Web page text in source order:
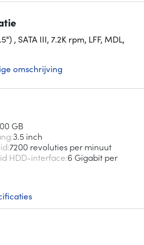
, SATA III, 7.2K rpm, LFF, MDL,
omschrijving
GB
3.5 inch
7200 revoluties per minuut
HDD-interface 6 Gigabit per